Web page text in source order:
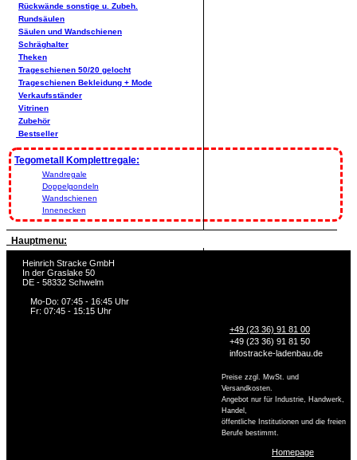
Rückwände sonstige u. Zubeh.
Rundsäulen
Säulen und Wandschienen
Schräghalter
Theken
Trageschienen 50/20 gelocht
Trageschienen Bekleidung + Mode
Verkaufsständer
Vitrinen
Zubehör
Bestseller
Tegometall Komplettregale:
Wandregale
Doppelgondeln
Wandschienen
Innenecken
Hauptmenu:
Heinrich Stracke GmbH
In der Graslake 50
DE - 58332 Schwelm
Mo-Do: 07:45 - 16:45 Uhr
Fr: 07:45 - 15:15 Uhr
+49 (23 36) 91 81 00
+49 (23 36) 91 81 50
infostracke-ladenbau.de
Preise zzgl. MwSt. und
Versandkosten.
Angebot nur für Industrie, Handwerk,
Handel,
öffentliche Institutionen und die freien
Berufe bestimmt.
Homepage